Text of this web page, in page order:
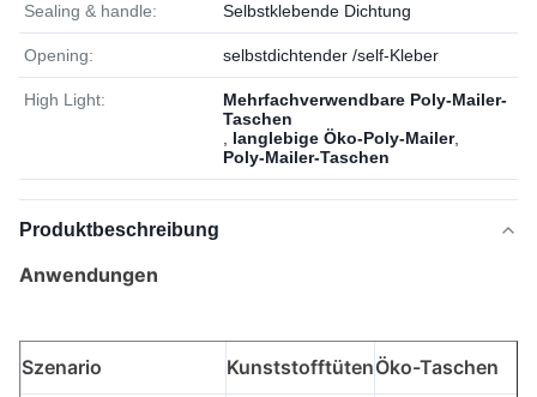
Sealing & handle: Selbstklebende Dichtung
Opening: selbstdichtender /self-Kleber
High Light:
Mehrfachverwendbare Poly-Mailer-
Taschen
langlebige Öko-Poly-Mailer,
Poly-Mailer-Taschen
Produktbeschreibung
Anwendungen
Szenario KunststofftütenÖko-Taschen